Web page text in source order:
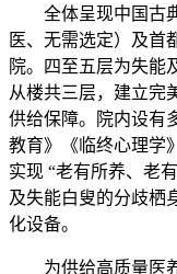
全体呈现中国古典
医、无需选定）及首
院。四至五层为失能
从楼共三层，建立完
供给保障。院内设有
教育》《临终心理学
实现 “老有所养、老
及失能白叟的分歧栖
化设备。
为供给高质量医养